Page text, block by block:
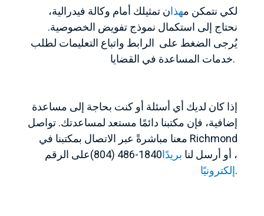
لكي نتمكن مهذان تمثيلك أمام وكالة فيدرالية،
نحتاج إلى استكمال نموذج تفويض الخصوصية.
يُرجى الضغط على الرابط واتباع التعليمات لطلب
خدمات المساعدة في القضايا.
إذا كان لديك أي أسئلة أو كنت بحاجة إلى مساعدة
إضافية، فإن مكتبنا دائمًا مستعد لمساعدتك. تواصل
معنا مباشرةً عبر الاتصال بمكتبنا في Richmond‏
على الرقم‎(804) 486-1840‏، أو أرسل لنا بريدًا
إلكترونيًا.